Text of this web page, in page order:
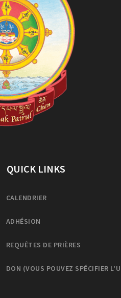
QUICK LINKS
CALENDRIER
ADHÉSION
REQUÊTES DE PRIÈRES
DON (VOUS POUVEZ SPÉCIFIER